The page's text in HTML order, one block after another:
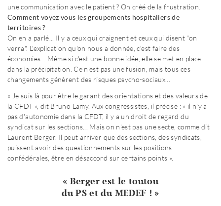
une communication avec le patient ? On créé de la frustration.
Comment voyez vous les groupements hospitaliers de
territoires ?
On en a parlé... Il y a ceux qui craignent et ceux qui disent "on
verra". L'explication qu'on nous a donnée, c'est faire des
économies... Même si c'est une bonne idée, elle se met en place
dans la précipitation. Ce n'est pas une fusion, mais tous ces
changements génèrent des risques psycho-sociaux...
« Je suis là pour être le garant des orientations et des valeurs de
la CFDT », dit Bruno Lamy. Aux congressistes, il précise : « il n'y a
pas d'autonomie dans la CFDT, il y a un droit de regard du
syndicat sur les sections... Mais on n'est pas une secte, comme dit
Laurent Berger. Il peut arriver que des sections, des syndicats,
puissent avoir des questionnements sur les positions
confédérales, être en désaccord sur certains points ».
« Berger est le toutou
du PS et du MEDEF ! »